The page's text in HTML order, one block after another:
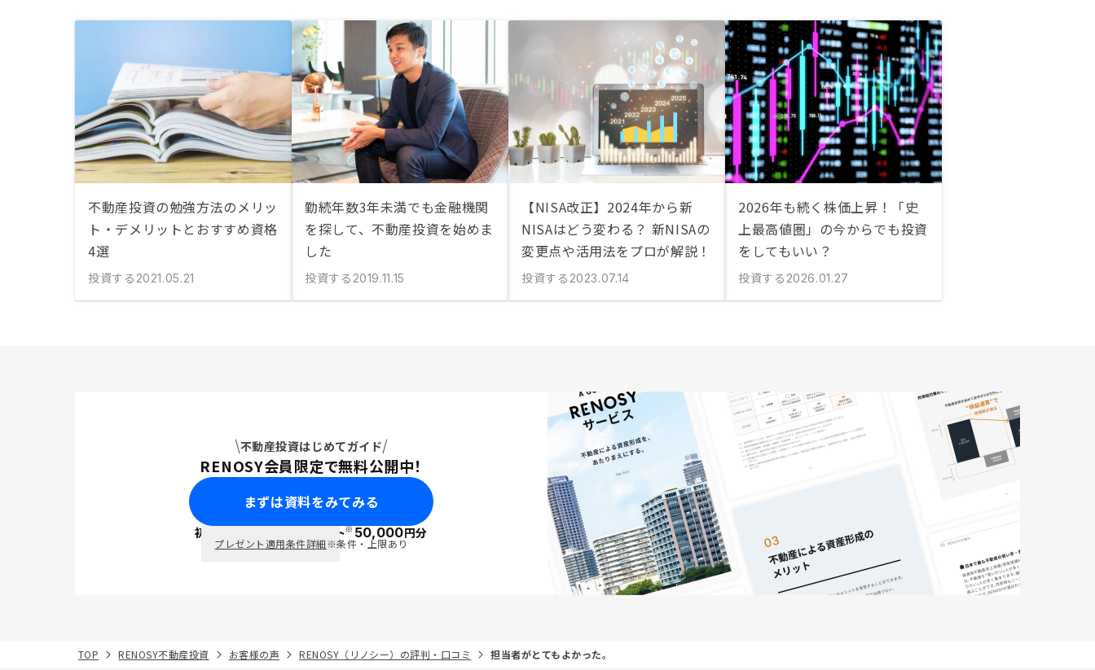
不動産投資の勉強方法のメリッ
ト・デメリットとおすすめ資格
4選
投資する 2021.05.21
勤続年数3年未満でも金融機関
を探して、不動産投資を始めま
した
投資する 2019.11.15
【NISA改正】2024年から新
NISAはどう変わる？ 新NISAの
変更点や活用法をプロが解説！
投資する 2023.07.14
2026年も続く株価上昇！「史
上最高値圏」の今からでも投資
をしてもいい？
投資する 2026.01.27
不動産投資はじめてガイド
RENOSY会員限定で無料公開中！
まずは資料をみてみる
初回面談で ポイント※50,000円分
プレゼント適用条件詳細※条件・上限あり
TOP RENOSY不動産投資 お客様の声 RENOSY（リノシー）の評判・口コミ 担当者がとてもよかった。